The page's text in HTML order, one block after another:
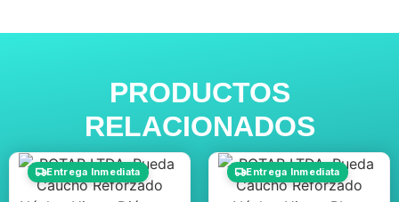
PRODUCTOS
RELACIONADOS
Entrega Inmediata Entrega Inmediata